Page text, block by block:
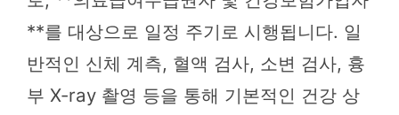
**를 대상으로 일정 주기로 시행됩니다. 일
반적인 신체 계측, 혈액 검사, 소변 검사, 흉
부 X-ray 촬영 등을 통해 기본적인 건강 상